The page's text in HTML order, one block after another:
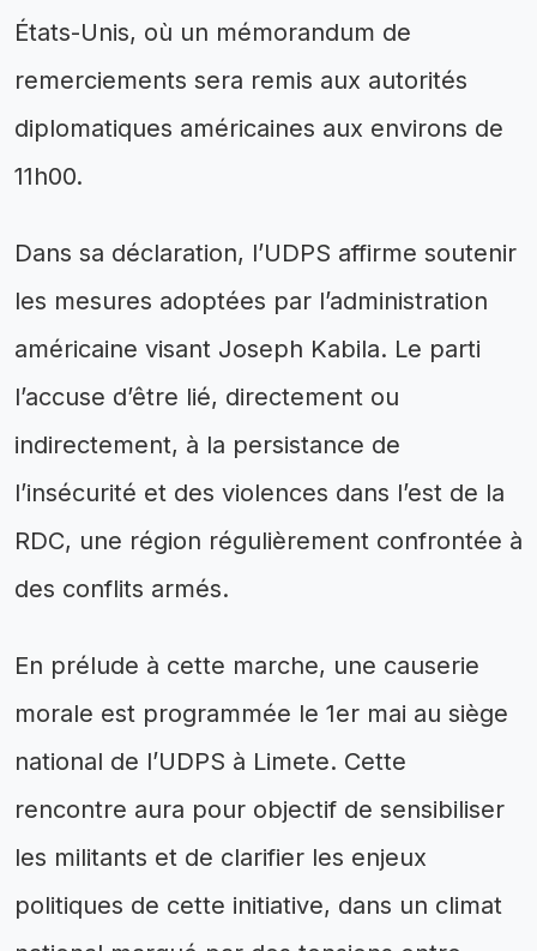
États-Unis, où un mémorandum de
remerciements sera remis aux autorités
diplomatiques américaines aux environs de
11h00.
Dans sa déclaration, l’UDPS affirme soutenir
les mesures adoptées par l’administration
américaine visant Joseph Kabila. Le parti
l’accuse d’être lié, directement ou
indirectement, à la persistance de
l’insécurité et des violences dans l’est de la
RDC, une région régulièrement confrontée à
des conflits armés.
En prélude à cette marche, une causerie
morale est programmée le 1er mai au siège
national de l’UDPS à Limete. Cette
rencontre aura pour objectif de sensibiliser
les militants et de clarifier les enjeux
politiques de cette initiative, dans un climat